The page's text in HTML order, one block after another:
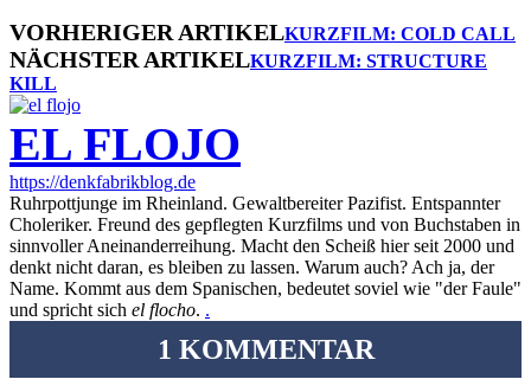
VORHERIGER ARTIKELKURZFILM: COLD CALL
NÄCHSTER ARTIKELKURZFILM: STRUCTURE
KILL
EL FLOJO
https://denkfabrikblog.de
Ruhrpottjunge im Rheinland. Gewaltbereiter Pazifist. Entspannter
Choleriker. Freund des gepflegten Kurzfilms und von Buchstaben in
sinnvoller Aneinanderreihung. Macht den Scheiß hier seit 2000 und
denkt nicht daran, es bleiben zu lassen. Warum auch? Ach ja, der
Name. Kommt aus dem Spanischen, bedeutet soviel wie "der Faule"
und spricht sich el flocho. .
1 KOMMENTAR